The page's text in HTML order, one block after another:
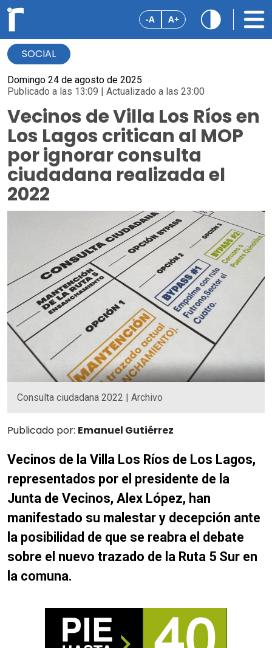
-A A+
SOCIAL
Domingo 24 de agosto de 2025
Publicado a las 13:09 | Actualizado a las 23:00
Vecinos de Villa Los Ríos en
Los Lagos critican al MOP
por ignorar consulta
ciudadana realizada el
2022
Consulta ciudadana 2022 | Archivo
Publicado por: Emanuel Gutiérrez
Vecinos de la Villa Los Ríos de Los Lagos,
representados por el presidente de la
Junta de Vecinos, Alex López, han
manifestado su malestar y decepción ante
la posibilidad de que se reabra el debate
sobre el nuevo trazado de la Ruta 5 Sur en
la comuna.